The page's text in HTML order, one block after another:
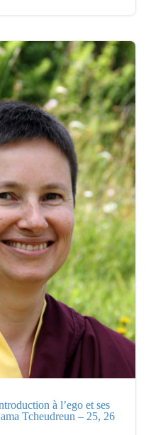
à l’ego et ses
Tcheudreun – 25, 26